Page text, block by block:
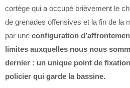
cortège qui a occupé brièvement le
de grenades offensives et la fin de la
par une configuration
limites auxquelles nous nous
dernier : un unique point de
policier qui garde la bassine.